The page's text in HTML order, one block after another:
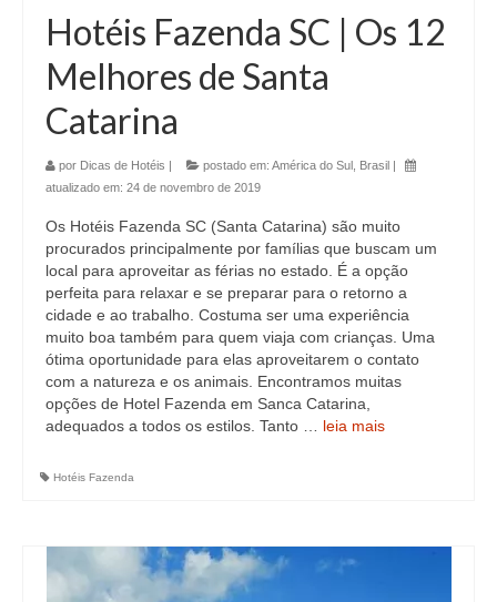
Hotéis Fazenda SC | Os 12
Melhores de Santa
Catarina
por Dicas de Hotéis | postado em: América do Sul Brasil |
atualizado em: 24 de novembro de 2019
Os Hotéis Fazenda SC (Santa Catarina) são muito
procurados principalmente por famílias que buscam um
local para aproveitar as férias no estado. É a opção
perfeita para relaxar e se preparar para o retorno a
cidade e ao trabalho. Costuma ser uma experiência
muito boa também para quem viaja com crianças. Uma
ótima oportunidade para elas aproveitarem o contato
com a natureza e os animais. Encontramos muitas
opções de Hotel Fazenda em Sanca Catarina,
adequados a todos os estilos. Tanto … leia mais
Hotéis Fazenda